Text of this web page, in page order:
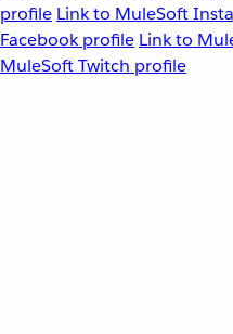
profile Link to MuleSoft
Facebook profile Link to
MuleSoft Twitch profile